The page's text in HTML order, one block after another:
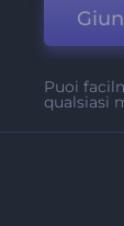
Puoi
qualsiasi